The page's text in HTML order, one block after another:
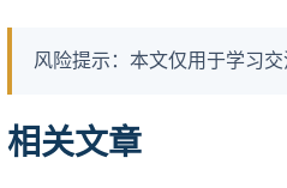
风险提示：本文仅用于学习
相关文章